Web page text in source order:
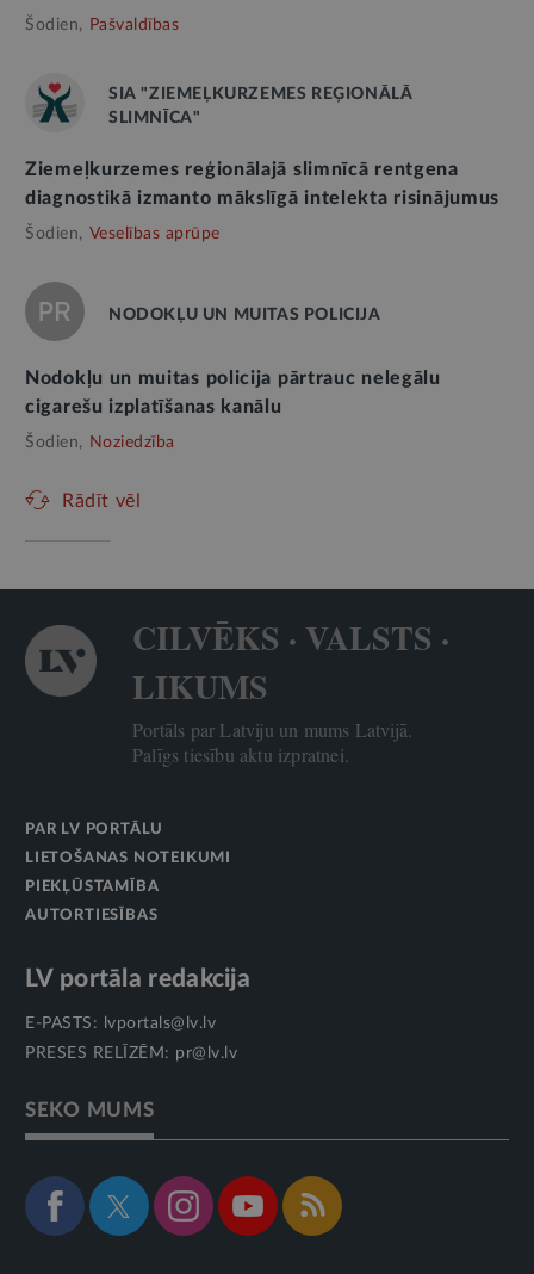
Šodien, Pašvaldības
SIA "ZIEMEĻKURZEMES REĢIONĀLĀ
SLIMNĪCA"
Ziemeļkurzemes reģionālajā slimnīcā rentgena
diagnostikā izmanto mākslīgā intelekta risinājumus
Šodien, Veselības aprūpe
NODOKĻU UN MUITAS POLICIJA
Nodokļu un muitas policija pārtrauc nelegālu
cigarešu izplatīšanas kanālu
Šodien, Noziedzība
Rādīt vēl
CILVĒKS · VALSTS ·
LIKUMS
Portāls par Latviju un mums Latvijā.
Palīgs tiesību aktu izpratnei.
PAR LV PORTĀLU
LIETOŠANAS NOTEIKUMI
PIEKĻŪSTAMĪBA
AUTORTIESĪBAS
LV portāla redakcija
E-PASTS:
lvportals@lv.lv
PRESES RELĪZĒM: pr@lv.lv
SEKO MUMS